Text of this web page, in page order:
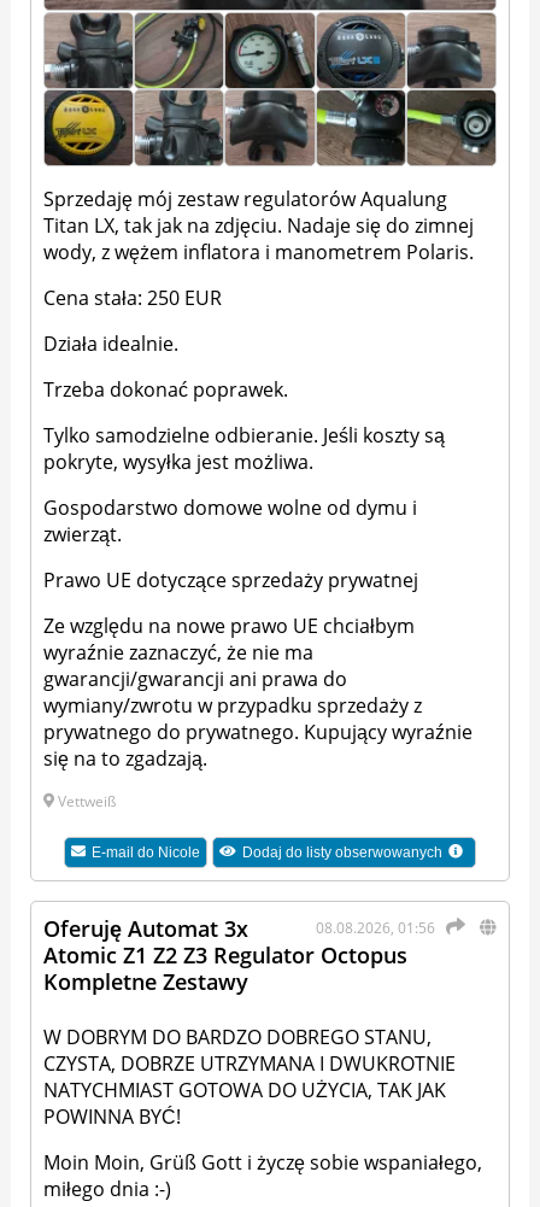
Sprzedaję mój zestaw regulatorów Aqualung
Titan LX, tak jak na zdjęciu. Nadaje się do zimnej
wody, z wężem inflatora i manometrem Polaris.
Cena stała: 250 EUR
Działa idealnie.
Trzeba dokonać poprawek.
Tylko samodzielne odbieranie. Jeśli koszty są
pokryte, wysyłka jest możliwa.
Gospodarstwo domowe wolne od dymu i
zwierząt.
Prawo UE dotyczące sprzedaży prywatnej
Ze względu na nowe prawo UE chciałbym
wyraźnie zaznaczyć, że nie ma
gwarancji/gwarancji ani prawa do
wymiany/zwrotu w przypadku sprzedaży z
prywatnego do prywatnego. Kupujący wyraźnie
się na to zgadzają.
Vettweiß
E-mail do Nicole Dodaj do listy obserwowanych
08.08.2026, 01:56
Oferuję Automat 3x
Atomic Z1 Z2 Z3 Regulator Octopus
Kompletne Zestawy
W DOBRYM DO BARDZO DOBREGO STANU,
CZYSTA, DOBRZE UTRZYMANA I DWUKROTNIE
NATYCHMIAST GOTOWA DO UŻYCIA, TAK JAK
POWINNA BYĆ!
Moin Moin, Grüß Gott i życzę sobie wspaniałego,
miłego dnia :-)